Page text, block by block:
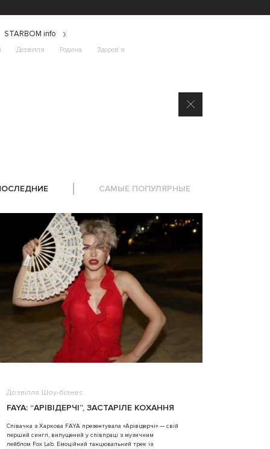
Дозвілля Родина Здоров’я
STARBOM info
САМЫЕ ПОПУЛЯРНЫЕ
Дозвілля Шоу-бізнес
FAYA: “АРІВІДЕРЧІ”, ЗАСТАРІЛЕ КОХАННЯ
Співачка з Харкова FAYA презентувала «Арівідерчі» — свій
перший сингл, випущений у співпраці з музичним
лейблом Fox Lab. Емоційний танцювальний трек із